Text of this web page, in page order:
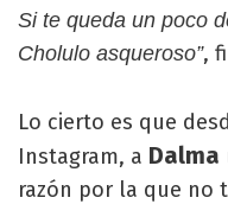
Si te queda un poco
Cholulo asqueroso”,
Lo cierto es que
Instagram, a Dalma
razón por la que no